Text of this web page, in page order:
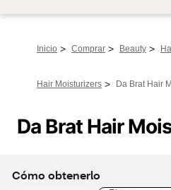
Inicio > Comprar > Beauty >
Hair Moisturizers > Da Brat Hair
Da Brat Hair
Cómo obtenerlo